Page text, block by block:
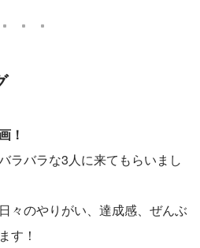
！
バラな3人に来てもらいまし
のやりがい、達成感、ぜんぶ
す！